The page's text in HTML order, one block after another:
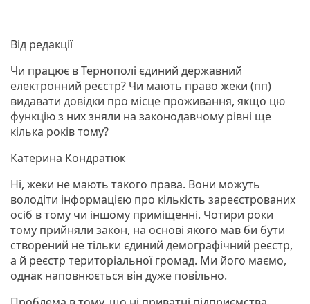
Від редакції
Чи працює в Тернополі єдиний державний
електронний реєстр? Чи мають право жеки (пп)
видавати довідки про місце проживання, якщо цю
функцію з них зняли на законодавчому рівні ще
кілька років тому?
Катерина Кондратюк
Ні, жеки не мають такого права. Вони можуть
володіти інформацією про кількість зареєстрованих
осіб в тому чи іншому приміщенні. Чотири роки
тому прийняли закон, на основі якого мав би бути
створений не тільки єдиний демографічний реєстр,
а й реєстр територіальної громад. Ми його маємо,
однак наповнюється він дуже повільно.